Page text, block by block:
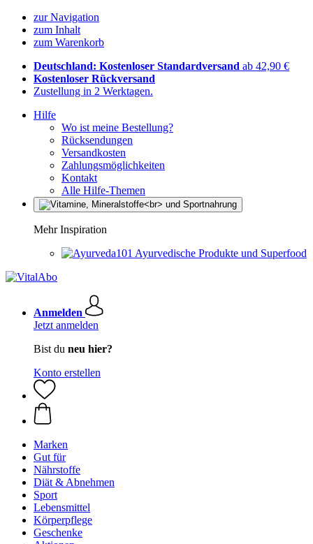
zur Navigation
zum Inhalt
zum Warenkorb
Deutschland: Kostenloser Standardversand ab 42,90 €
Kostenloser Rückversand
Zustellung in 2 Werktagen.
Hilfe
Wo ist meine Bestellung?
Rücksendungen
Versandkosten
Zahlungsmöglichkeiten
Kontakt
Alle Hilfe-Themen
Mehr Inspiration
Ayurvedische Produkte und Superfood
Anmelden
Jetzt anmelden
Bist du neu hier?
Konto erstellen
Marken
Gut für
Nährstoffe
Diät & Abnehmen
Sport
Lebensmittel
Körperpflege
Geschenke